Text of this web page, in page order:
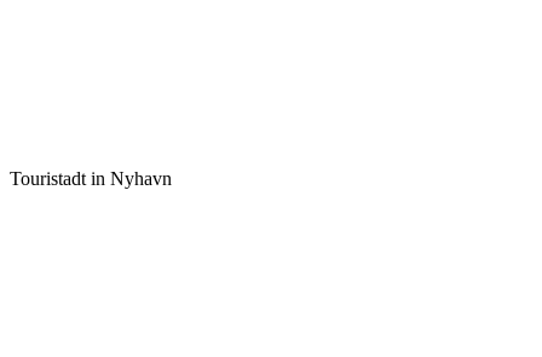
Touristadt in Nyhavn